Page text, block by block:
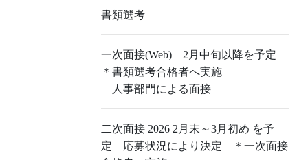
書類選考
一次面接(Web) 2月中旬以降を予定
＊書類選考合格者へ実施
人事部門による面接
二次面接 2026 2月末～3月初め を予
定 応募状況により決定 ＊一次面接